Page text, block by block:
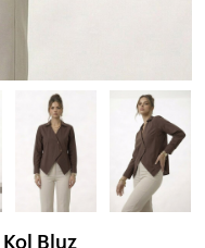
Bluz